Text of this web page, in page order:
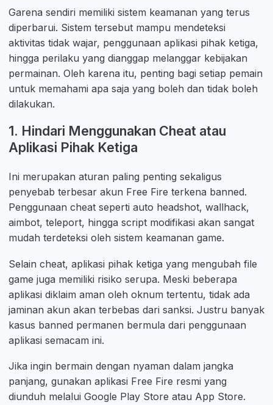
Garena sendiri memiliki sistem keamanan yang terus
diperbarui. Sistem tersebut mampu mendeteksi
aktivitas tidak wajar, penggunaan aplikasi pihak ketiga,
hingga perilaku yang dianggap melanggar kebijakan
permainan. Oleh karena itu, penting bagi setiap pemain
untuk memahami apa saja yang boleh dan tidak boleh
dilakukan.
1. Hindari Menggunakan Cheat atau
Aplikasi Pihak Ketiga
Ini merupakan aturan paling penting sekaligus
penyebab terbesar akun Free Fire terkena banned.
Penggunaan cheat seperti auto headshot, wallhack,
aimbot, teleport, hingga script modifikasi akan sangat
mudah terdeteksi oleh sistem keamanan game.
Selain cheat, aplikasi pihak ketiga yang mengubah file
game juga memiliki risiko serupa. Meski beberapa
aplikasi diklaim aman oleh oknum tertentu, tidak ada
jaminan akun akan terbebas dari sanksi. Justru banyak
kasus banned permanen bermula dari penggunaan
aplikasi semacam ini.
Jika ingin bermain dengan nyaman dalam jangka
panjang, gunakan aplikasi Free Fire resmi yang
diunduh melalui Google Play Store atau App Store.